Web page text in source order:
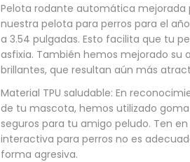
Pelota rodante automática mejorada
nuestra pelota para perros para el
a 3.54 pulgadas. Esto facilita que tu
asfixia. También hemos mejorado su
brillantes, que resultan aún más
Material TPU saludable: En
de tu mascota, hemos utilizado
seguros para tu amigo peludo. Ten
interactiva para perros no es
forma agresiva.